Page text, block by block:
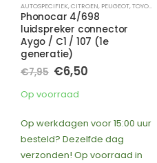
AUTOSPECIFIEK,CITROEN,PEUGEOT,TOYOTA
Phonocar 4/698
luidspreker connector
Aygo / C1 / 107 (1e
generatie)
€7,95 Oorspronkelijke
prijs
was:
€6,50Huidige
Op voorraad
Op werkdagen voor 15:00 uur
besteld? Dezelfde dag
verzonden! Op voorraad in